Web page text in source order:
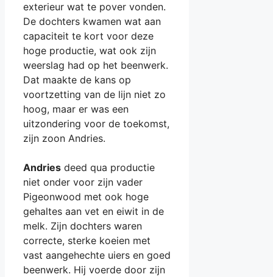
exterieur wat te pover vonden.
De dochters kwamen wat aan
capaciteit te kort voor deze
hoge productie, wat ook zijn
weerslag had op het beenwerk.
Dat maakte de kans op
voortzetting van de lijn niet zo
hoog, maar er was een
uitzondering voor de toekomst,
zijn zoon Andries.
Andries deed qua productie
niet onder voor zijn vader
Pigeonwood met ook hoge
gehaltes aan vet en eiwit in de
melk. Zijn dochters waren
correcte, sterke koeien met
vast aangehechte uiers en goed
beenwerk. Hij voerde door zijn